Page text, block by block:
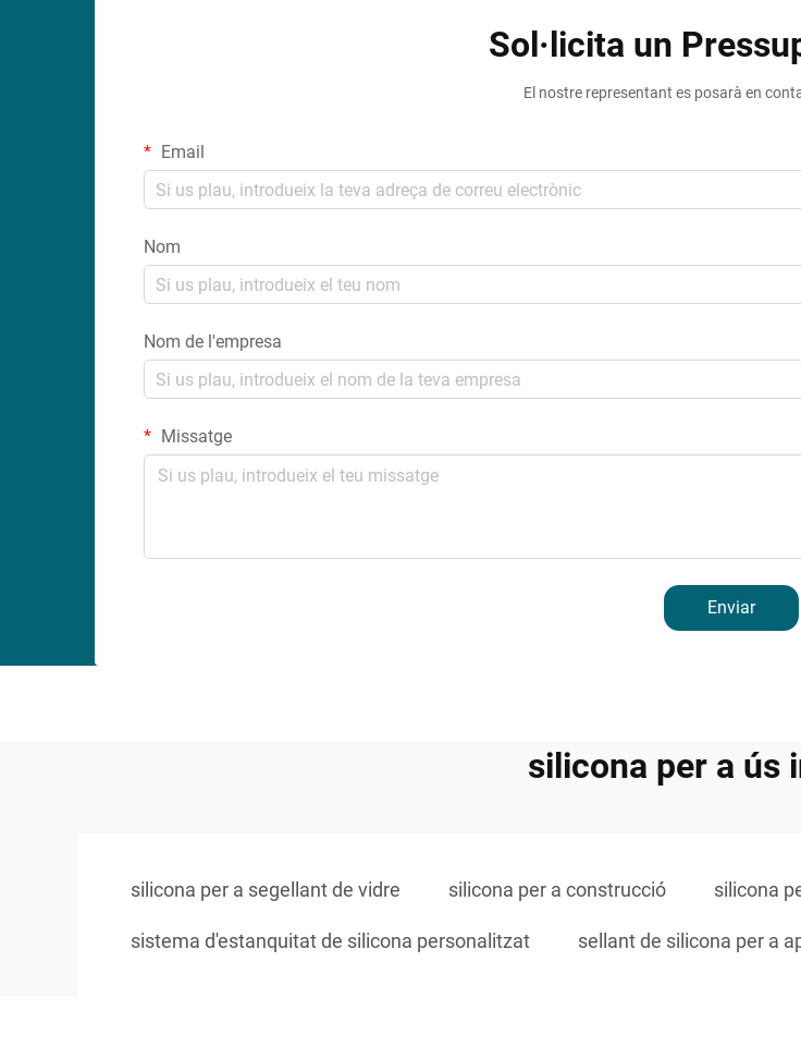
Sol·licita un
El nostre representant es posarà en
Email
Nom
Nom de l'empresa
Missatge
Enviar
silicona per a ús
silicona per a segellant de vidre silicona per a construcció silicona
sistema d'estanquitat de silicona personalitzat sellant de silicona per a